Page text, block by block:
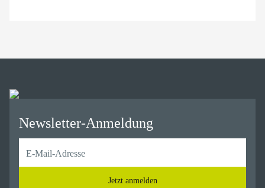
Newsletter-Anmeldung
Jetzt anmelden